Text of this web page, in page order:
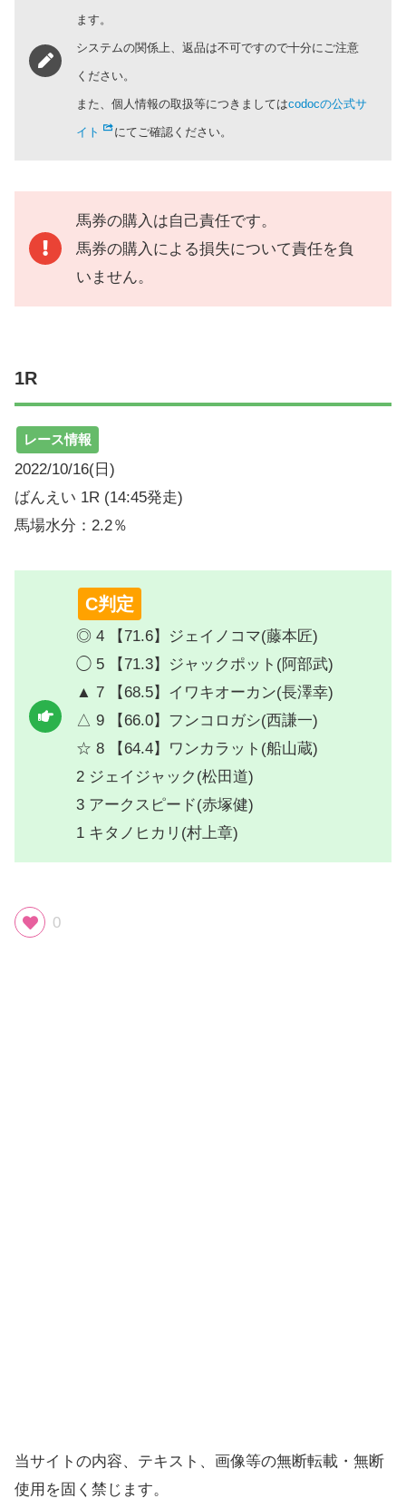
ます。
システムの関係上、返品は不可ですので十分にご注意
ください。
また、個人情報の取扱等につきましてはcodocの公式サ
イト にてご確認ください。
馬券の購入は自己責任です。
馬券の購入による損失について責任を負
いません。
1R
レース情報
2022/10/16(日)
ばんえい 1R (14:45発走)
馬場水分：2.2％
C判定
◎ 4 【71.6】ジェイノコマ(藤本匠)
◯ 5 【71.3】ジャックポット(阿部武)
▲ 7 【68.5】イワキオーカン(長澤幸)
△ 9 【66.0】フンコロガシ(西謙一)
☆ 8 【64.4】ワンカラット(船山蔵)
2 ジェイジャック(松田道)
3 アークスピード(赤塚健)
1 キタノヒカリ(村上章)
0
当サイトの内容、テキスト、画像等の無断転載・無断
使用を固く禁じます。